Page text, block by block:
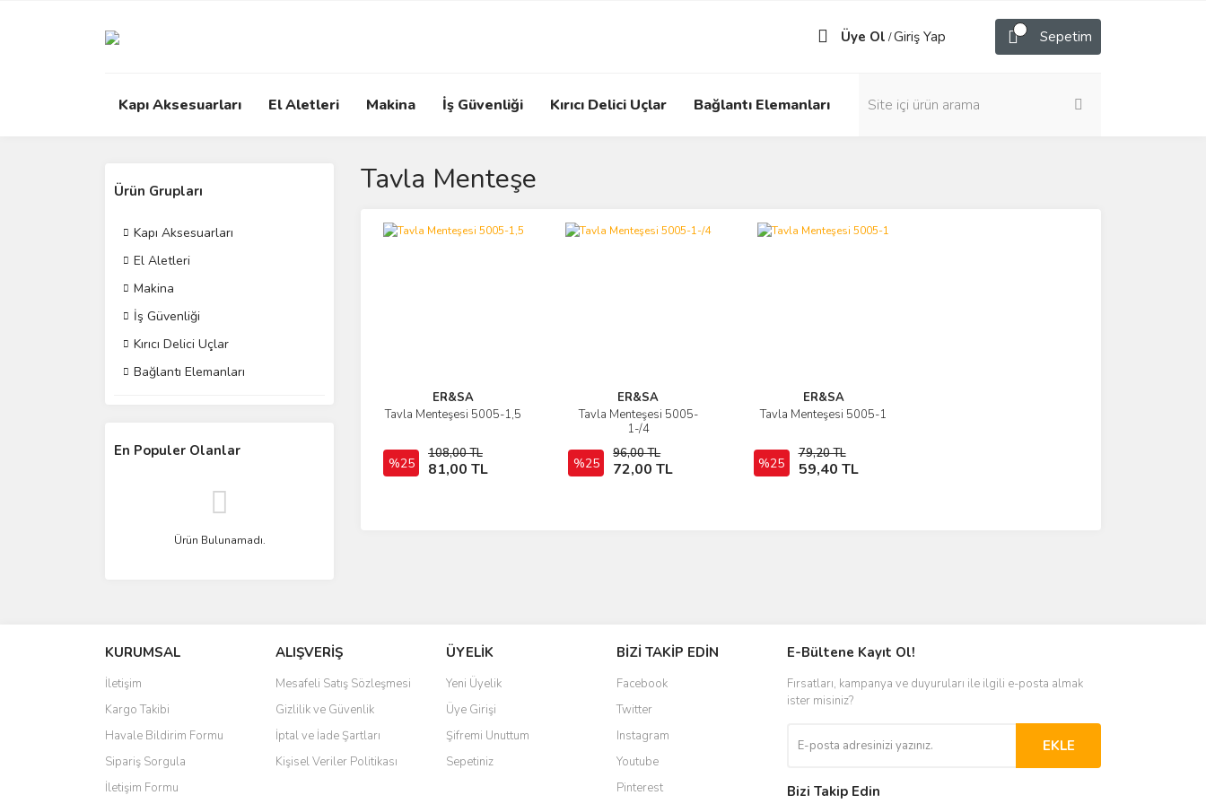
Üye Ol /Giriş Yap Sepetim
Kapı Aksesuarları El Aletleri Makina İş Güvenliği Kırıcı Delici Uçlar Bağlantı Elemanları
Ürün Grupları
Kapı Aksesuarları
El Aletleri
Makina
İş Güvenliği
Kırıcı Delici Uçlar
Bağlantı Elemanları
En Populer Olanlar
Ürün Bulunamadı.
Tavla Menteşe
ER&SA
Tavla Menteşesi 5005-1,5
%25
108,00 TL
81,00 TL
İncele
Sepete Ekle
ER&SA
Tavla Menteşesi 5005-
1-/4
%25
96,00 TL
72,00 TL
İncele
Sepete Ekle
ER&SA
Tavla Menteşesi 5005-1
%25
79,20 TL
59,40 TL
İncele
Sepete Ekle
KURUMSAL
İletişim
Kargo Takibi
Havale Bildirim Formu
Sipariş Sorgula
İletişim Formu
ALIŞVERİŞ
Mesafeli Satış Sözleşmesi
Gizlilik ve Güvenlik
İptal ve İade Şartları
Kişisel Veriler Politikası
ÜYELİK
Yeni Üyelik
Üye Girişi
Şifremi Unuttum
Sepetiniz
BİZİ TAKİP EDİN
Facebook
Twitter
Instagram
Youtube
Pinterest
E-Bültene Kayıt Ol!
Fırsatları, kampanya ve duyuruları ile ilgili e-posta almak
ister misiniz?
EKLE
Bizi Takip Edin